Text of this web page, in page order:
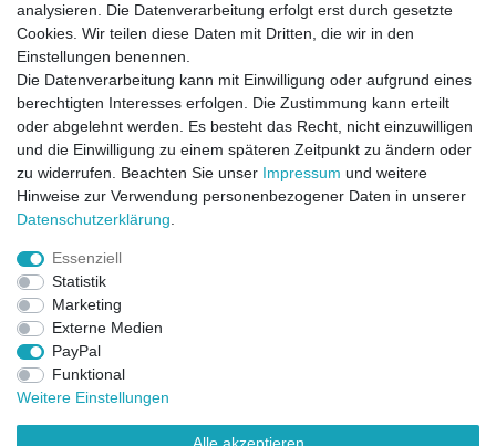
Direktkontakt per Telefon unter 04331 / 4928-910
analysieren. Die Datenverarbeitung erfolgt erst durch gesetzte
Cookies. Wir teilen diese Daten mit Dritten, die wir in den
Einstellungen benennen.
Die Datenverarbeitung kann mit Einwilligung oder aufgrund eines
berechtigten Interesses erfolgen. Die Zustimmung kann erteilt
oder abgelehnt werden. Es besteht das Recht, nicht einzuwilligen
und die Einwilligung zu einem späteren Zeitpunkt zu ändern oder
zu widerrufen. Beachten Sie unser Impressum und weitere
Hinweise zur Verwendung personenbezogener Daten in unserer
Daten­schutz­erklärung
Essenziell
Statistik
Marketing
Externe Medien
PayPal
Funktional
Weitere Einstellungen